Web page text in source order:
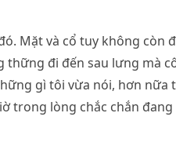
Mặt và cổ tuy không còn
thững đi đến sau lưng mà
gì tôi vừa nói, hơn nữa
trong lòng chắc chắn đang